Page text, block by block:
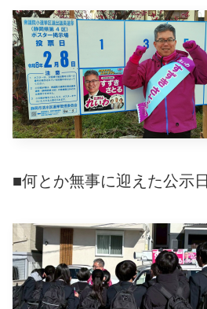
■何とか無事に迎えた公示日